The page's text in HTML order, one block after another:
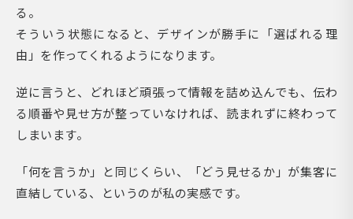
る。
そういう状態になると、デザインが勝手に「選ばれる理
由」を作ってくれるようになります。
逆に言うと、どれほど頑張って情報を詰め込んでも、伝わ
る順番や見せ方が整っていなければ、読まれずに終わって
しまいます。
「何を言うか」と同じくらい、「どう見せるか」が集客に
直結している、というのが私の実感です。